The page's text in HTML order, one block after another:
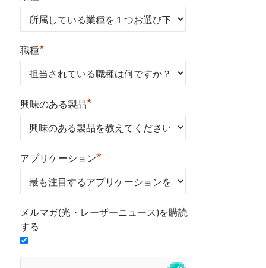
職種*
興味のある製品*
アプリケーション*
メルマガ(光・レーザーニュース)を購読
する